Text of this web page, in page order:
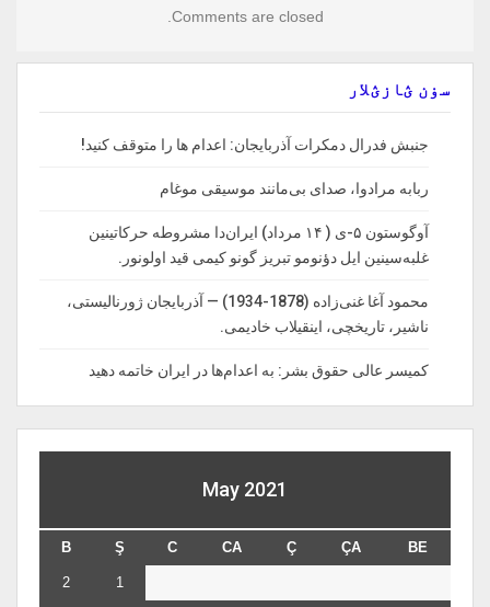
Comments are closed.
سۏن ؽازؽلار
جنبش فدرال دمکرات آذربایجان: اعدام ها را‌ متوقف‌ کنید!
ربابه مرادوا، صدای بی‌مانند موسیقی موغام
آوگوستون ۵-ی ( ۱۴ مرداد) ایران‌دا مشروطه حرکاتینین
غلبه‌سینین ایل دؤنومو تبریز گونو کیمی قید اولونور.
محمود آغا غنی‌زاده (1878-1934) — آذربایجان ژورنالیستی،
ناشیر، تاریخچی، اینقیلاب خادیمی.
کمیسر عالی حقوق بشر: به اعدام‌ها در ایران خاتمه دهید
May 2021
BE
ÇA
Ç
CA
C
Ş
B